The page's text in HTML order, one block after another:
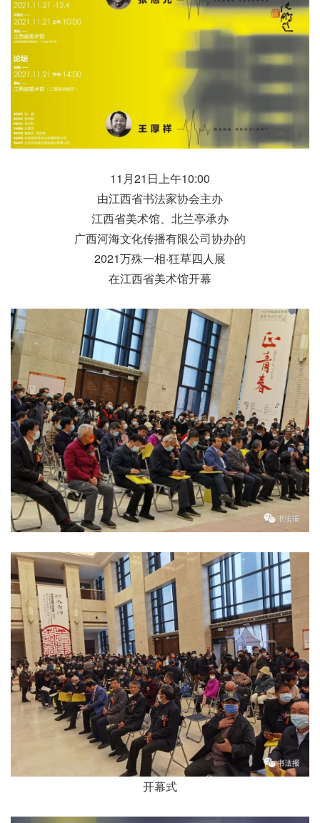
11月21日上午10:00
由江西省书法家协会主办
江西省美术馆、北兰亭承办
广西河海文化传播有限公司协办的
2021万殊一相·狂草四人展
在江西省美术馆开幕
开幕式